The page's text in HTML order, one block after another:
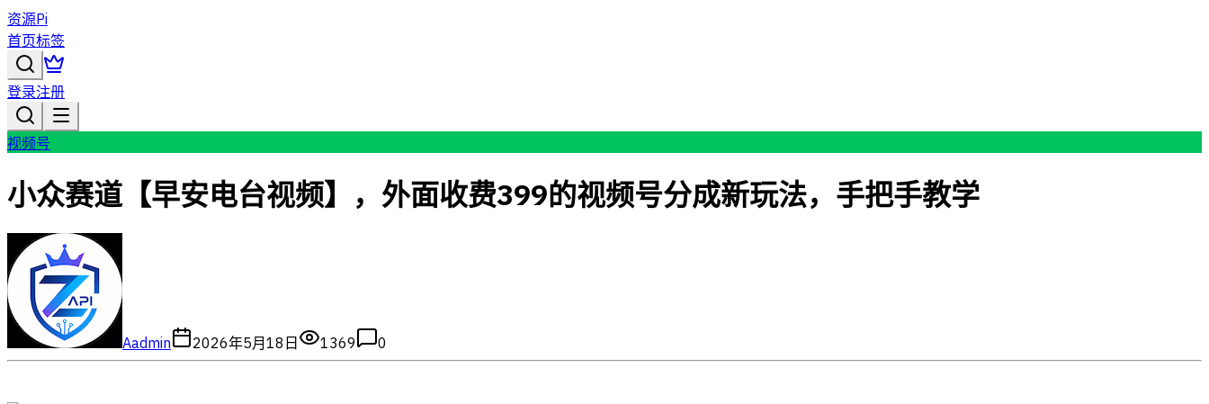
资源Pi
首页标签
登录注册
视频号
小众赛道【早安电台视频】，外面收费399的视频号分成新玩法，手把手教学
Aadmin 2026年5月18日 1369 0